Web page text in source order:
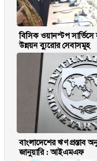
বিসিক ওয়ানস্টপ সার্ভিসে
উন্নয়ন ব্যুরোর সেবাসমূহ
বাংলাদেশের ঋণ প্রস্তাব
জানুয়ারি : আইএমএফ